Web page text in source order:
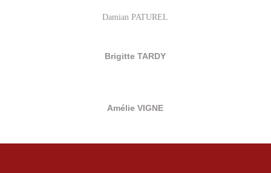
Damian PATUREL
Brigitte TARDY
Amélie VIGNE